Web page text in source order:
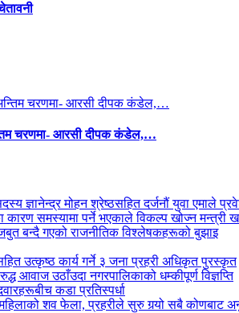
चरणमा- आरसी दीपक कंडेल,…
ज्ञानेन्द्र मोहन श्रेष्ठसहित दर्जनौं युवा एमाले
कारण समस्यामा पर्ने भएकाले विकल्प खोज्न मन्त्री
बन्दै गएको राजनीतिक विश्लेषकहरूको बुझाइ
उत्कृष्ठ कार्य गर्ने ३ जना प्रहरी अधिकृत पुरस्कृत
आवाज उठाँउदा नगरपालिकाको धम्कीपूर्ण विज्ञप्ति
कडा प्रतिस्पर्धा
शव फेला, प्रहरीले सुरु गर्‍यो सबै कोणबाट